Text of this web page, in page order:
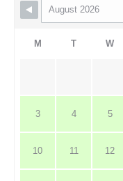
M T W
3 4 5
10 11 12